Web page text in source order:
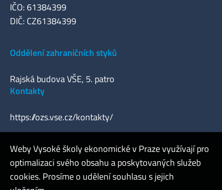
IČO: 61384399
DIČ: CZ61384399
Oddělení zahraničních styků
Rajská budova VŠE, 5. patro
Kontakty
https://ozs.vse.cz/kontakty/
Webmaster
Admin
Weby Vysoké školy ekonomické v Praze využívají pro
optimalizaci svého obsahu a poskytovaných služeb
cookies. Prosíme o udělení souhlasu s jejich